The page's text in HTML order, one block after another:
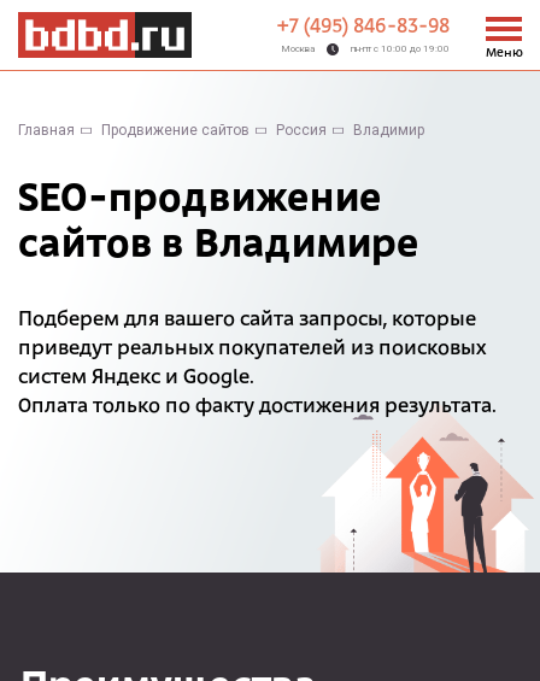
+7 (495) 846-83-98
Москва пн-пт с 10:00 до 19:00 Меню
Главная Продвижение сайтов Россия Владимир
SEO-продвижение
сайтов в Владимире
Подберем для вашего сайта запросы, которые
приведут реальных покупателей из поисковых
систем Яндекс и Google.
Оплата только по факту достижения результата.